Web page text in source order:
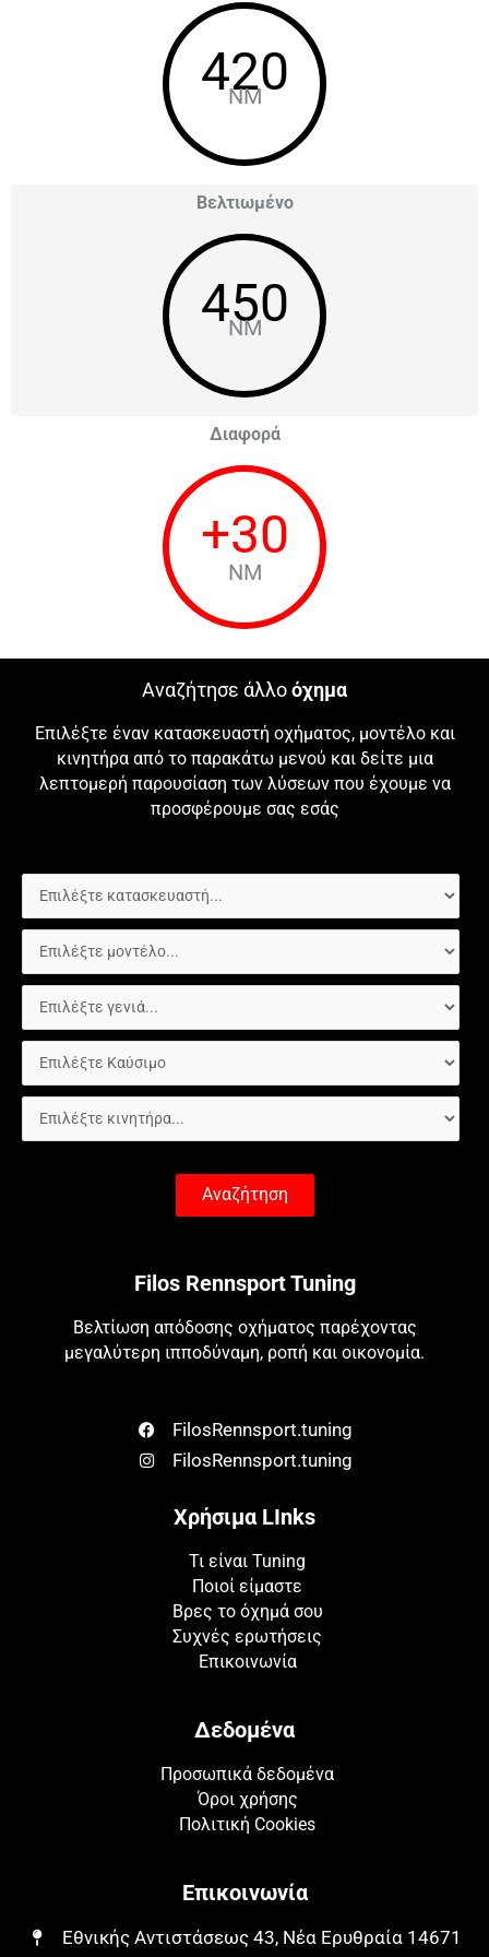
420
NM
Βελτιωμένο
450
NM
Διαφορά
+30
NM
Αναζήτησε άλλοόχημα
Επιλέξτε έναν κατασκευαστή οχήματος, μοντέλο και
κινητήρα από το παρακάτω μενού και δείτε μια
λεπτομερή παρουσίαση των λύσεων που έχουμε να
προσφέρουμε σας εσάς
Αναζήτηση
Filos Rennsport Tuning
Βελτίωση απόδοσης οχήματος παρέχοντας
μεγαλύτερη ιπποδύναμη, ροπή και οικονομία.
FilosRennsport.tuning
FilosRennsport.tuning
Χρήσιμα LInks
Τι είναι Tuning
Ποιοί είμαστε
Βρες το όχημά σου
Συχνές ερωτήσεις
Επικοινωνία
Δεδομένα
Προσωπικά δεδομένα
Όροι χρήσης
Πολιτική Cookies
Επικοινωνία
Εθνικής Αντιστάσεως 43, Νέα Ερυθραία 14671​​